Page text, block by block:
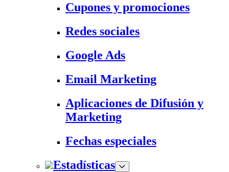
Cupones y promociones
Redes sociales
Google Ads
Email Marketing
Aplicaciones de Difusión y
Marketing
Fechas especiales
Estadísticas